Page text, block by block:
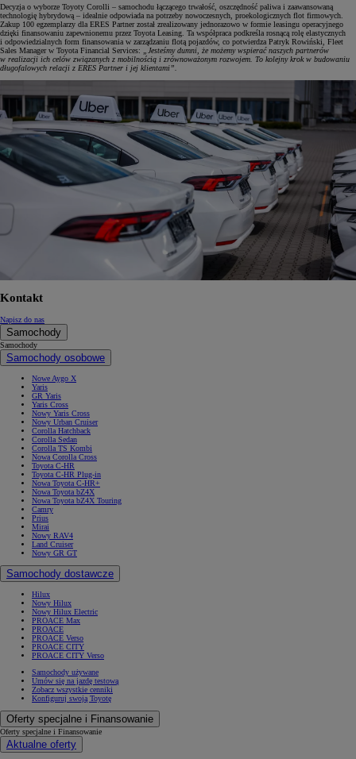
Decyzja o wyborze Toyoty Corolli – samochodu łączącego trwałość, oszczędność paliwa i zaawansowaną
technologię hybrydową – idealnie odpowiada na potrzeby nowoczesnych, proekologicznych flot firmowych.
Zakup 100 egzemplarzy dla ERES Partner został zrealizowany jednorazowo w formie leasingu operacyjnego
dzięki finansowaniu zapewnionemu przez Toyota Leasing. Ta współpraca podkreśla rosnącą rolę elastycznych
i odpowiedzialnych form finansowania w zarządzaniu flotą pojazdów, co potwierdza Patryk Rowiński, Fleet
Sales Manager w Toyota Financial Services:
„Jesteśmy dumni, że możemy wspierać naszych partnerów
w realizacji ich celów związanych z mobilnością i zrównoważonym rozwojem. To kolejny krok w budowaniu
długofalowych relacji z ERES Partner i jej klientami”.
Kontakt
Napisz do nas
Samochody
Samochody
Samochody osobowe
Nowe Aygo X
Yaris
GR Yaris
Yaris Cross
Nowy Yaris Cross
Nowy Urban Cruiser
Corolla Hatchback
Corolla Sedan
Corolla TS Kombi
Nowa Corolla Cross
Toyota C-HR
Toyota C-HR Plug-in
Nowa Toyota C-HR+
Nowa Toyota bZ4X
Nowa Toyota bZ4X Touring
Camry
Prius
Mirai
Nowy RAV4
Land Cruiser
Nowy GR GT
Samochody dostawcze
Hilux
Nowy Hilux
Nowy Hilux Electric
PROACE Max
PROACE
PROACE Verso
PROACE CITY
PROACE CITY Verso
Samochody używane
Umów się na jazdę testową
Zobacz wszystkie cenniki
Konfiguruj swoją Toyotę
Oferty specjalne i Finansowanie
Oferty specjalne i Finansowanie
Aktualne oferty